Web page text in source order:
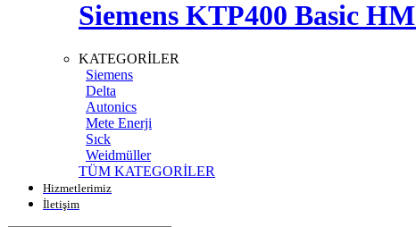
Siemens KTP400 Basic
KATEGORİLER
Siemens
Delta
Autonics
Mete Enerji
Sıck
Weidmüller
TÜM KATEGORİLER
Hizmetlerimiz
İletişim